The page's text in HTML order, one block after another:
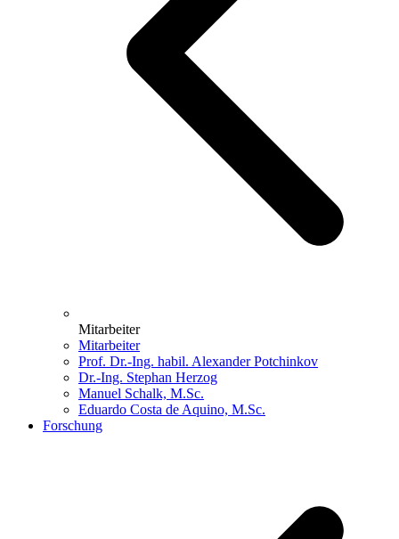
Mitarbeiter
Mitarbeiter
Prof. Dr.-Ing. habil. Alexander Potchinkov
Dr.-Ing. Stephan Herzog
Manuel Schalk, M.Sc.
Eduardo Costa de Aquino, M.Sc.
Forschung